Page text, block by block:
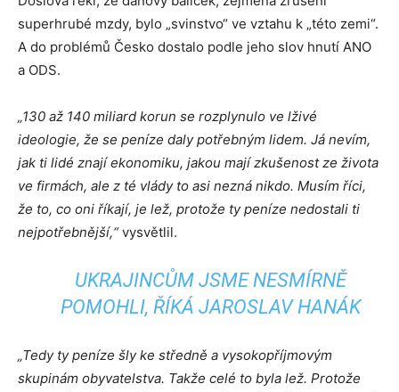
superhrubé mzdy, bylo „svinstvo“ ve vztahu k „této zemi“.
A do problémů Česko dostalo podle jeho slov hnutí ANO
a ODS.
„130 až 140 miliard korun se rozplynulo ve lživé
ideologie, že se peníze daly potřebným lidem. Já nevím,
jak ti lidé znají ekonomiku, jakou mají zkušenost ze života
ve firmách, ale z té vlády to asi nezná nikdo. Musím říci,
že to, co oni říkají, je lež, protože ty peníze nedostali ti
nejpotřebnější,“vysvětlil.
UKRAJINCŮM JSME NESMÍRNĚ
POMOHLI, ŘÍKÁ JAROSLAV HANÁK
„Tedy ty peníze šly ke středně a vysokopříjmovým
skupinám obyvatelstva. Takže celé to byla lež. Protože